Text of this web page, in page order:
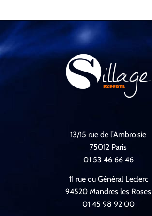
13/15 rue de l’Ambroisie
75012 Paris
01 53 46 66 46
11 rue du Général Leclerc
94520 Mandres les Roses
01 45 98 92 00